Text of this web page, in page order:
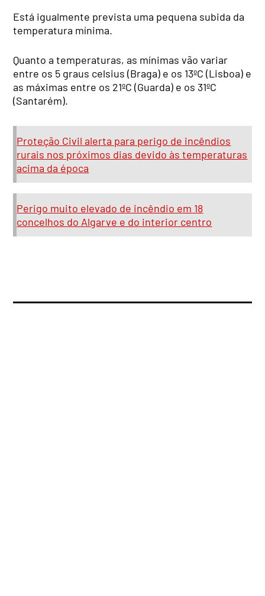
Está igualmente prevista uma pequena subida da
temperatura mínima.
Quanto a temperaturas, as mínimas vão variar
entre os 5 graus celsius (Braga) e os 13ºC (Lisboa) e
as máximas entre os 21ºC (Guarda) e os 31ºC
(Santarém).
Proteção Civil alerta para perigo de incêndios
rurais nos próximos dias devido às temperaturas
acima da época
Perigo muito elevado de incêndio em 18
concelhos do Algarve e do interior centro